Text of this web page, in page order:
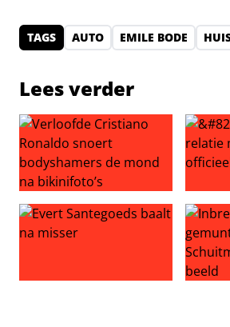
TAGS AUTO EMILE BODE
Lees verder
Verloofde Cristiano Ronaldo‘Jan